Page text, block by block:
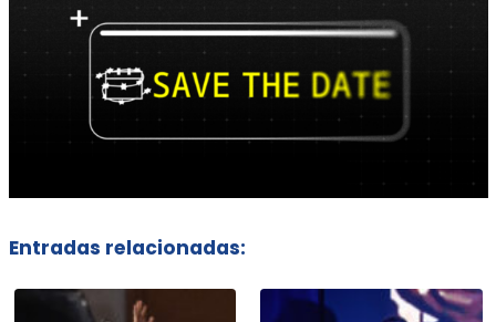
Entradas relacionadas: